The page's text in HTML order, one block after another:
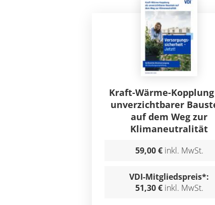
Kraft-Wärme-
unverzichtbarer
auf dem Weg zur
Klimaneutralität
59,00 € inkl. MwSt.
VDI-Mitgliedspreis*:
51,30 € inkl. MwSt.